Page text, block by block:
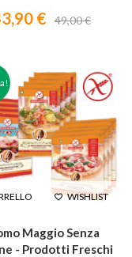
€ 49,00 €
 WISHLIST
Maggio Senza
- Prodotti Freschi